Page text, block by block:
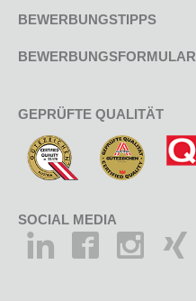
BEWERBUNGSTIPPS
BEWERBUNGSFORMULAR
GEPRÜFTE QUALITÄT
SOCIAL MEDIA